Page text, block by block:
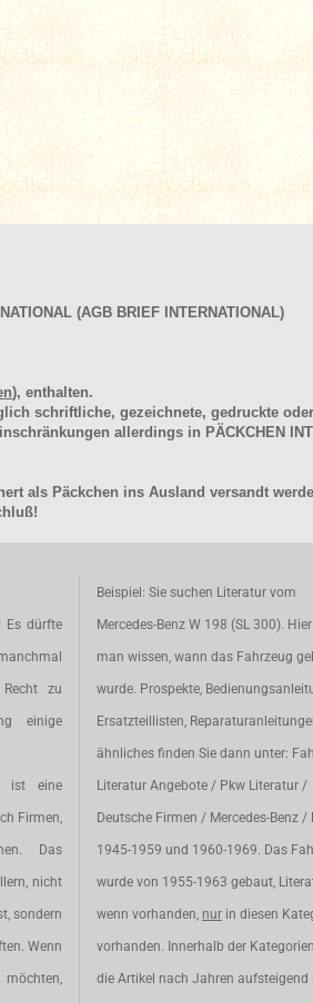
(AGB BRIEF INTERNATIONAL)
), enthalten.
schriftliche, gezeichnete, gedruckte
allerdings in PÄCKCHEN
als Päckchen ins Ausland versandt
Es dürfte
zu
einige
ist eine
Firmen,
Das
nicht
sondern
Wenn
Beispiel: Sie suchen Literatur vom
Mercedes-Benz W 198 (SL 300).
man wissen, wann das Fahrzeug
wurde. Prospekte,
Ersatzteillisten,
ähnliches finden Sie dann unter:
Literatur Angebote / Pkw Literatur /
Deutsche Firmen / Mercedes-Benz /
1945-1959 und 1960-1969. Das
wurde von 1955-1963 gebaut,
wenn vorhanden, nur in diesen
vorhanden. Innerhalb der
die Artikel nach Jahren aufsteigend